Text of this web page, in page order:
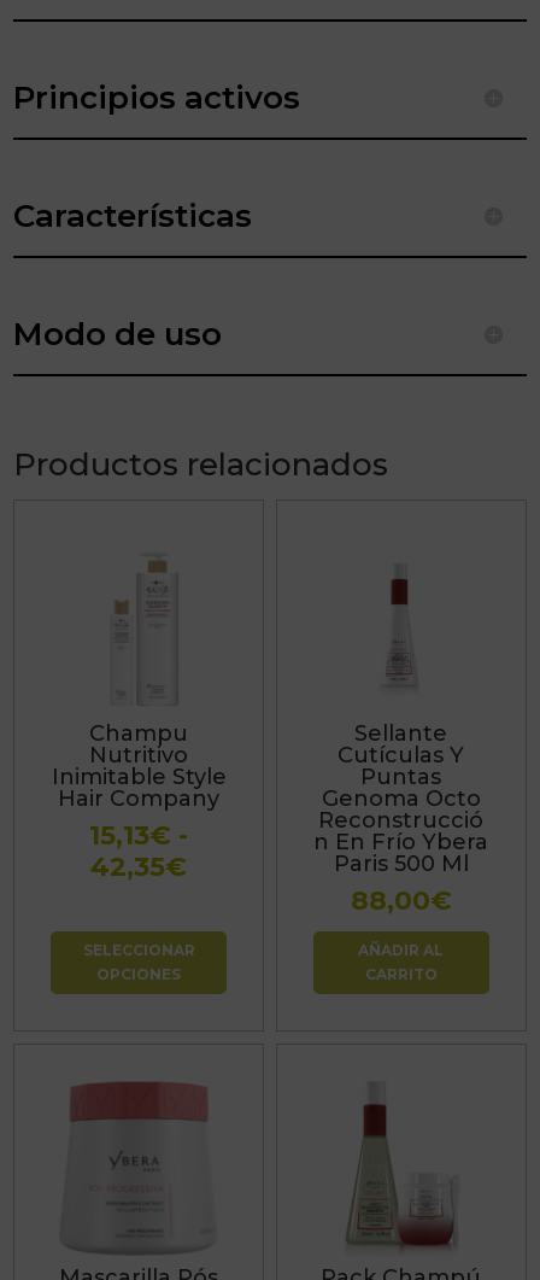
Principios activos
Características
Modo de uso
Productos relacionados
Champu
Nutritivo
Inimitable Style
Hair Company
15,13€ -
42,35€
precios:
desde
15,13€
SELECCIONAR
OPCIONES
opciones
se
pueden
elegir
página
producto
Sellante
Cutículas Y
Puntas
Genoma Octo
Reconstrucció
n En Frío Ybera
Paris 500 Ml
88,00€
AÑADIR AL
CARRITO